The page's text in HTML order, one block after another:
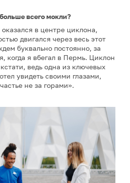
всего мокли?
в центре циклона,
двигался через весь этот
буквально постоянно, за
когда я вбегал в Пермь. Циклон
ведь одна из ключевых
увидеть своими глазами,
не за горами».